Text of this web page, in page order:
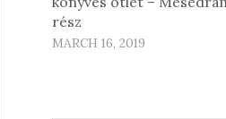
rész
MARCH 16, 2019